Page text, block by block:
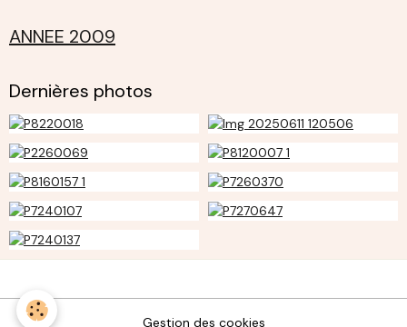
ANNEE 2009
Dernières photos
Gestion des cookies